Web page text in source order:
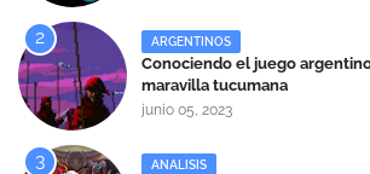
ARGENTINOS
Conociendo el juego
maravilla tucumana
junio 05, 2023
ANALISIS